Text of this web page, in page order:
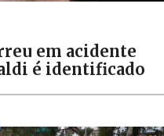
em acidente
é identificado